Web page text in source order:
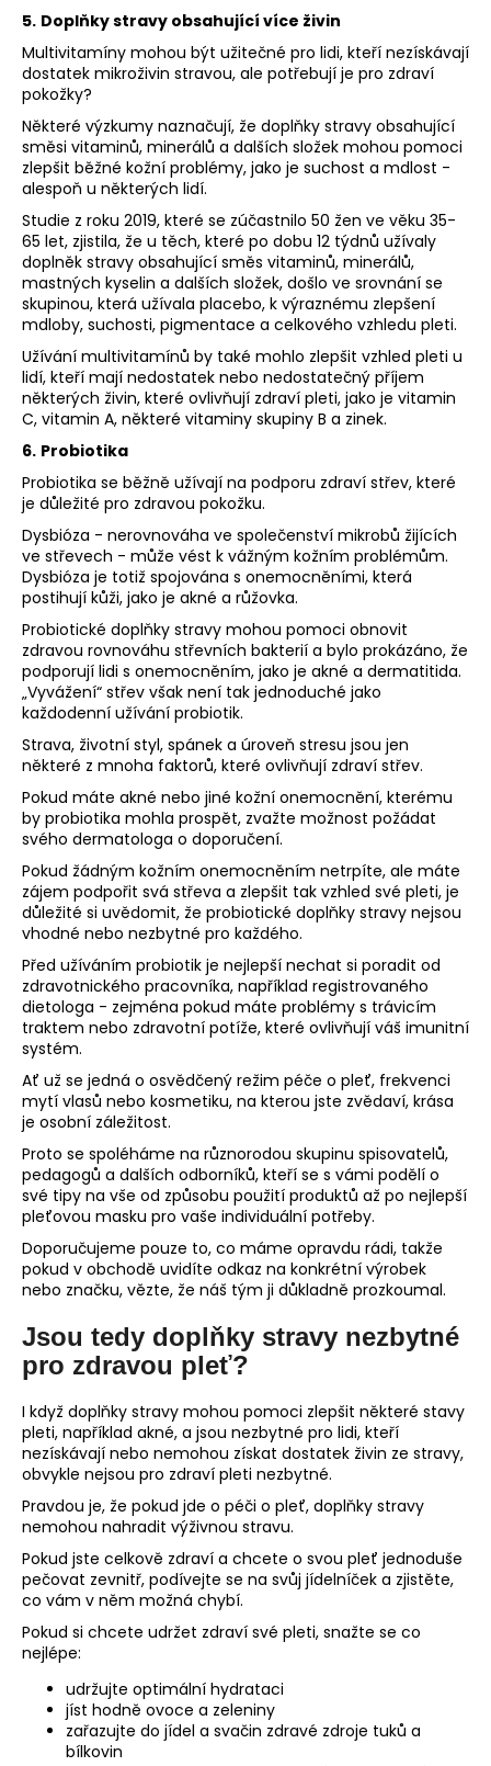
5. Doplňky stravy obsahující více živin
Multivitamíny mohou být užitečné pro lidi, kteří nezískávají
dostatek mikroživin stravou, ale potřebují je pro zdraví
pokožky?
Některé výzkumy naznačují, že doplňky stravy obsahující
směsi vitaminů, minerálů a dalších složek mohou pomoci
zlepšit běžné kožní problémy, jako je suchost a mdlost -
alespoň u některých lidí.
Studie z roku 2019, které se zúčastnilo 50 žen ve věku 35-
65 let, zjistila, že u těch, které po dobu 12 týdnů užívaly
doplněk stravy obsahující směs vitaminů, minerálů,
mastných kyselin a dalších složek, došlo ve srovnání se
skupinou, která užívala placebo, k výraznému zlepšení
mdloby, suchosti, pigmentace a celkového vzhledu pleti.
Užívání multivitamínů by také mohlo zlepšit vzhled pleti u
lidí, kteří mají nedostatek nebo nedostatečný příjem
některých živin, které ovlivňují zdraví pleti, jako je vitamin
C, vitamin A, některé vitaminy skupiny B a zinek.
6. Probiotika
Probiotika se běžně užívají na podporu zdraví střev, které
je důležité pro zdravou pokožku.
Dysbióza - nerovnováha ve společenství mikrobů žijících
ve střevech - může vést k vážným kožním problémům.
Dysbióza je totiž spojována s onemocněními, která
postihují kůži, jako je akné a růžovka.
Probiotické doplňky stravy mohou pomoci obnovit
zdravou rovnováhu střevních bakterií a bylo prokázáno, že
podporují lidi s onemocněním, jako je akné a dermatitida.
„Vyvážení“ střev však není tak jednoduché jako
každodenní užívání probiotik.
Strava, životní styl, spánek a úroveň stresu jsou jen
některé z mnoha faktorů, které ovlivňují zdraví střev.
Pokud máte akné nebo jiné kožní onemocnění, kterému
by probiotika mohla prospět, zvažte možnost požádat
svého dermatologa o doporučení.
Pokud žádným kožním onemocněním netrpíte, ale máte
zájem podpořit svá střeva a zlepšit tak vzhled své pleti, je
důležité si uvědomit, že probiotické doplňky stravy nejsou
vhodné nebo nezbytné pro každého.
Před užíváním probiotik je nejlepší nechat si poradit od
zdravotnického pracovníka, například registrovaného
dietologa - zejména pokud máte problémy s trávicím
traktem nebo zdravotní potíže, které ovlivňují váš imunitní
systém.
Ať už se jedná o osvědčený režim péče o pleť, frekvenci
mytí vlasů nebo kosmetiku, na kterou jste zvědaví, krása
je osobní záležitost.
Proto se spoléháme na různorodou skupinu spisovatelů,
pedagogů a dalších odborníků, kteří se s vámi podělí o
své tipy na vše od způsobu použití produktů až po nejlepší
pleťovou masku pro vaše individuální potřeby.
Doporučujeme pouze to, co máme opravdu rádi, takže
pokud v obchodě uvidíte odkaz na konkrétní výrobek
nebo značku, vězte, že náš tým ji důkladně prozkoumal.
Jsou tedy doplňky stravy nezbytné
pro zdravou pleť?
I když doplňky stravy mohou pomoci zlepšit některé stavy
pleti, například akné, a jsou nezbytné pro lidi, kteří
nezískávají nebo nemohou získat dostatek živin ze stravy,
obvykle nejsou pro zdraví pleti nezbytné.
Pravdou je, že pokud jde o péči o pleť, doplňky stravy
nemohou nahradit výživnou stravu.
Pokud jste celkově zdraví a chcete o svou pleť jednoduše
pečovat zevnitř, podívejte se na svůj jídelníček a zjistěte,
co vám v něm možná chybí.
Pokud si chcete udržet zdraví své pleti, snažte se co
nejlépe:
udržujte optimální hydrataci
jíst hodně ovoce a zeleniny
zařazujte do jídel a svačin zdravé zdroje tuků a
bílkovin